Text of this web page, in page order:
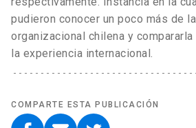
pudieron conocer un poco más de
organizacional chilena y
la experiencia internacional.
COMPARTE ESTA PUBLICACIÓN